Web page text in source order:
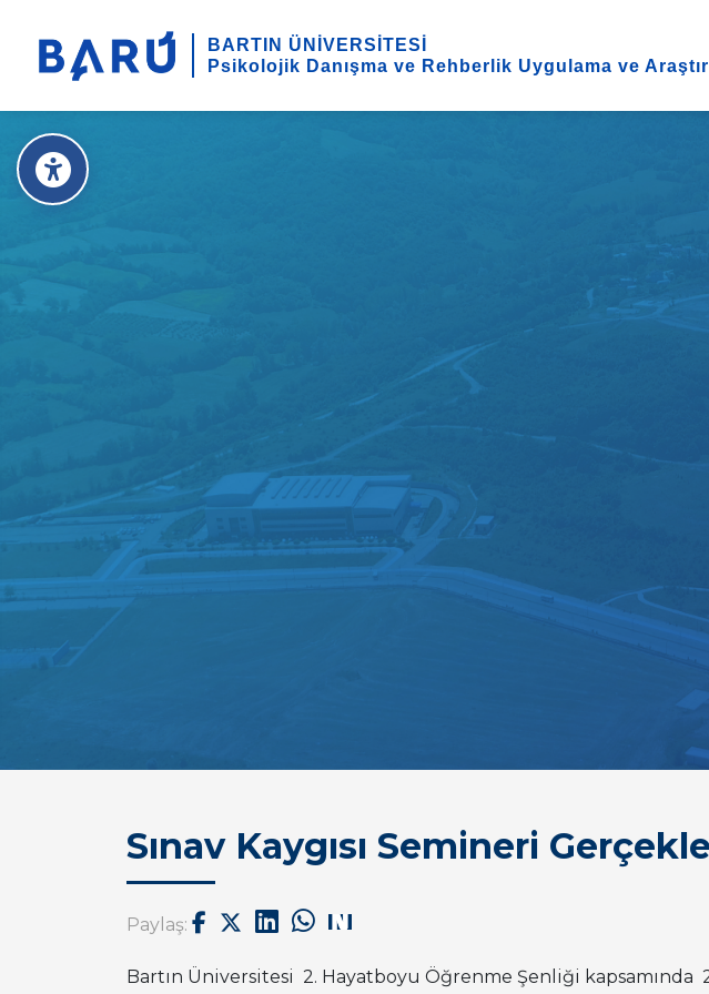
BARTIN ÜNİVERSİTESİ
Psikolojik Danışma ve Rehberlik Uygulama ve
Sınav Kaygısı Semineri
Paylaş:
Bartın Üniversitesi 2. Hayatboyu Öğrenme Şenliği kapsamında